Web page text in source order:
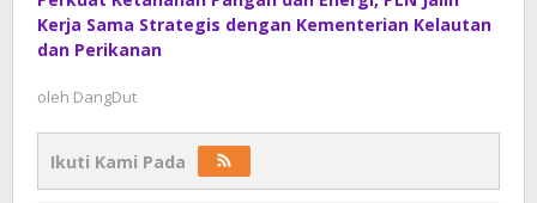
Kerja Sama Strategis dengan Kementerian Kelautan
dan Perikanan
oleh DangDut
Ikuti Kami Pada